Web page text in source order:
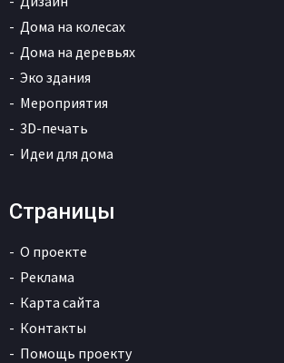
Дома на колесах
Дома на деревьях
Эко здания
Мероприятия
3D-печать
Идеи для дома
Страницы
О проекте
Реклама
Карта сайта
Контакты
Помощь проекту